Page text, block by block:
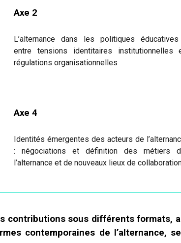
Axe 2
L’alternance dans les politiques
entre tensions identitaires institutionnelles
régulations organisationnelles
Axe 4
Identités émergentes des acteurs de
: négociations et définition des métiers
l’alternance et de nouveaux lieux de
contributions sous différents formats,
contemporaines de l’alternance,